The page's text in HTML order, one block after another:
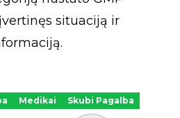
situaciją ir
Medikai Skubi Pagalba